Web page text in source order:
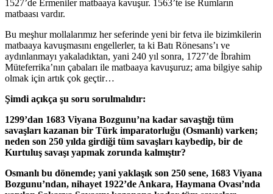
1527’de Ermeniler matbaaya kavuşur. 1563’te ise Rumların
matbaası vardır.
Bu meşhur mollalarımız her seferinde yeni bir fetva ile bizimkilerin
matbaaya kavuşmasını engellerler, ta ki Batı Rönesans’ı ve
aydınlanmayı yakaladıktan, yani 240 yıl sonra, 1727’de İbrahim
Müteferrika’nın çabaları ile matbaaya kavuşuruz; ama bilgiye sahip
olmak için artık çok geçtir…
Şimdi açıkça şu soru sorulmalıdır:
1299’dan 1683 Viyana Bozgunu’na kadar savaştığı tüm
savaşları kazanan bir Türk imparatorluğu (Osmanlı) varken;
neden son 250 yılda girdiği tüm savaşları kaybedip, bir de
Kurtuluş savaşı yapmak zorunda kalmıştır?
Osmanlı bu dönemde; yani yaklaşık son 250 sene, 1683 Viyana
Bozgunu’ndan, nihayet 1922’de Ankara, Haymana Ovası’nda